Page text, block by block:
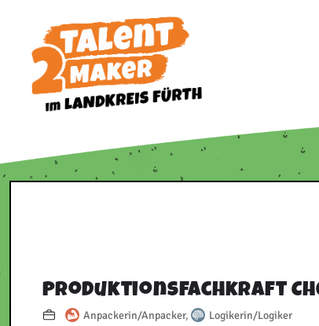
springen
Produktionsfachkraft
Anpackerin/Anpacker, Logikerin/Logiker